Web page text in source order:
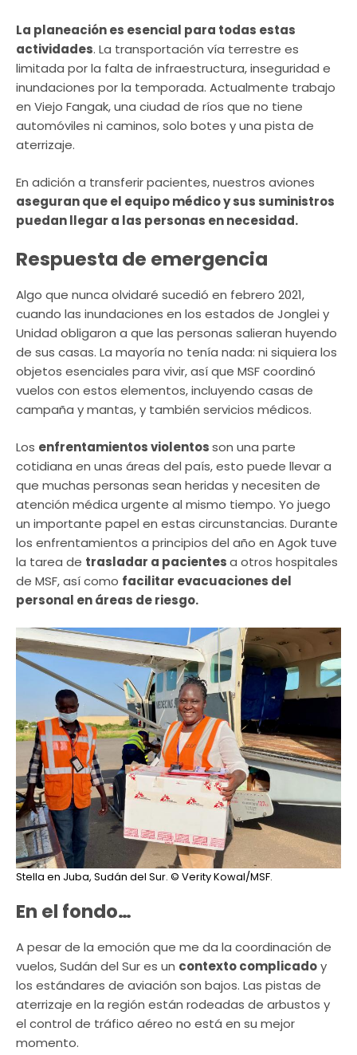
La planeación es esencial para todas estas
actividades. La transportación vía terrestre es
limitada por la falta de infraestructura, inseguridad e
inundaciones por la temporada. Actualmente trabajo
en Viejo Fangak, una ciudad de ríos que no tiene
automóviles ni caminos, solo botes y una pista de
aterrizaje.
En adición a transferir pacientes, nuestros aviones
aseguran que el equipo médico y sus suministros
puedan llegar a las personas en necesidad.
Respuesta de emergencia
Algo que nunca olvidaré sucedió en febrero 2021,
cuando las inundaciones en los estados de Jonglei y
Unidad obligaron a que las personas salieran huyendo
de sus casas. La mayoría no tenía nada: ni siquiera los
objetos esenciales para vivir, así que MSF coordinó
vuelos con estos elementos, incluyendo casas de
campaña y mantas, y también servicios médicos.
Los enfrentamientos violentosson una parte
cotidiana en unas áreas del país, esto puede llevar a
que muchas personas sean heridas y necesiten de
atención médica urgente al mismo tiempo. Yo juego
un importante papel en estas circunstancias. Durante
los enfrentamientos a principios del año en Agok tuve
la tarea de trasladar a pacientesa otros hospitales
de MSF, así como facilitar evacuaciones del
personal en áreas de riesgo.
Stella en Juba, Sudán del Sur. © Verity Kowal/MSF.
En el fondo…
A pesar de la emoción que me da la coordinación de
vuelos, Sudán del Sur es un contexto complicadoy
los estándares de aviación son bajos. Las pistas de
aterrizaje en la región están rodeadas de arbustos y
el control de tráfico aéreo no está en su mejor
momento.